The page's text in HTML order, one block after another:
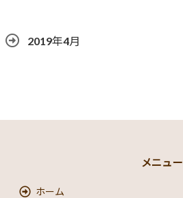
2019年4月
メニュー
ホーム